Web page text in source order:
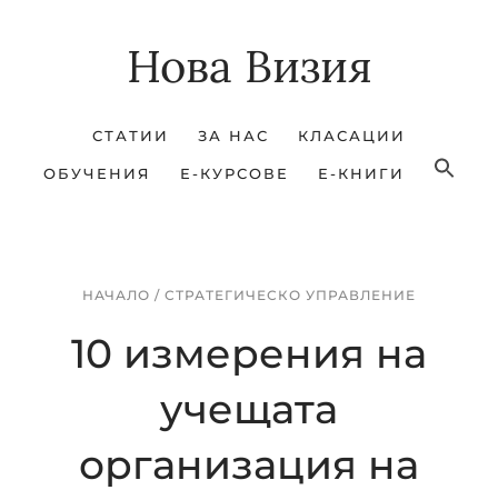
Нова Визия
СТАТИИ ЗА НАС КЛАСАЦИИ
ОБУЧЕНИЯ Е-КУРСОВЕ Е-КНИГИ
НАЧАЛО / СТРАТЕГИЧЕСКО УПРАВЛЕНИЕ
10 измерения на
учещата
организация на